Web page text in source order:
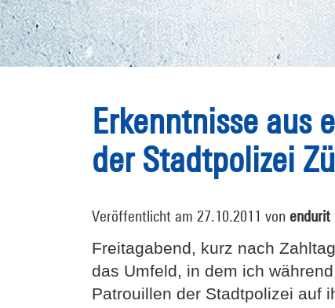
Erkenntnisse aus
der Stadtpolizei
Veröffentlicht am 27.10.2011 von endurit
Freitagabend, kurz nach
das Umfeld, in dem ich
Patrouillen der Stadtpolizei auf